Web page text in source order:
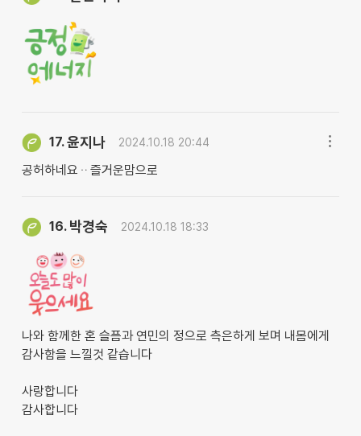
17.윤지나 2024.10.18 20:44
공허하네요ᆢ즐거운맘으로
16. 박경숙 2024.10.18 18:33
나와 함께한 혼 슬픔과 연민의 정으로 측은하게 보며 내몸에게
감사함을 느낄것 같습니다
사랑합니다
감사합니다